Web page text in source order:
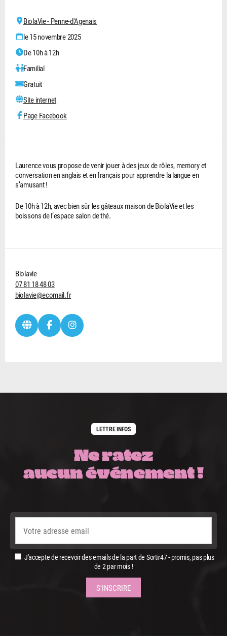
BiolaVie - Penne-d'Agenais
le 15 novembre 2025
De 10h à 12h
Familial
Gratuit
Site internet
Page Facebook
Laurence vous propose de venir jouer à des jeux de rôles, memory et
conversation en anglais et en français pour apprendre la langue en
s’amusant !
De 10h à 12h, avec bien sûr les gâteaux maison de BiolaVie et les
boissons de l’espace salon de thé.
Biolavie
07 81 18 48 03
biolavie@ecomail.fr
LETTRE INFOS
Ne ratez
aucun événement !
J'accepte de recevoir des emails de la part de Sortir47 - promis, pas plus
de 2 par mois !